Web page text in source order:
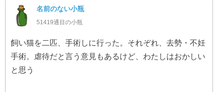
名前のない小瓶
51419通目の小瓶
飼い猫を二匹、手術しに行った。それぞれ、去勢・不妊
手術。虐待だと言う意見もあるけど、わたしはおかしい
と思う